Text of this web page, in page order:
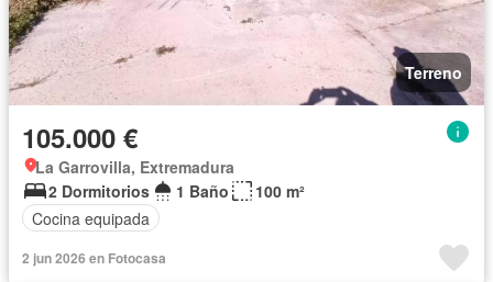
Terreno
105.000 €
La Garrovilla, Extremadura
2 Dormitorios
1 Baño
100 m²
Cocina equipada
2 jun 2026 en Fotocasa